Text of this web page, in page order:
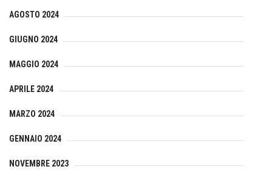
AGOSTO 2024
GIUGNO 2024
MAGGIO 2024
APRILE 2024
MARZO 2024
GENNAIO 2024
NOVEMBRE 2023